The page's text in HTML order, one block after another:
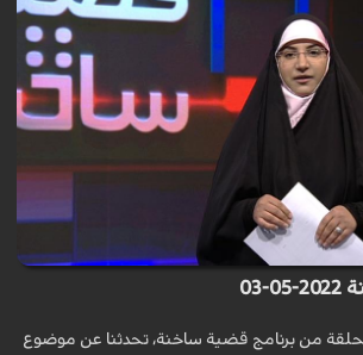
من برنامج قضية ساخنة، تحدثنا عن موضوع